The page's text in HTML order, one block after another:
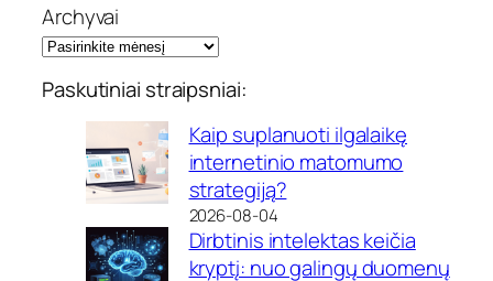
Archyvai
Paskutiniai straipsniai:
Kaip suplanuoti ilgalaikę
internetinio matomumo
strategiją?
2026-08-04
Dirbtinis intelektas keičia
kryptį: nuo galingų duomenų